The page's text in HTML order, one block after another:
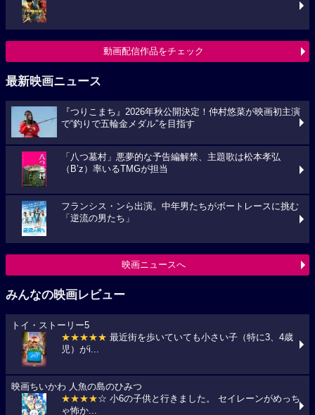
動画配信作品をチェック
最新映画ニュース
『つりこまち』2026年秋公開決定！仲村悠菜が映画初主演
で“釣りで五輪金メダル”を目指す
「八つ墓村」悪夢的な予告編解禁、主題歌は松本孝弘
（B’z）率いるTMGが担当
フランシス・ンら出演。中年男たちがボートレースに挑む
「逆流の男たち」
映画ニュースへ
みんなの映画レビュー
トイ・ストーリー5
★★★★★ 最近街を歩いていても小さい子（特に3、4歳
児）がi...
映画ちいかわ 人魚の島のひみつ
★★★★☆ 小6の子供と行きました。 セイレーンがめっち
ゃ怖か...